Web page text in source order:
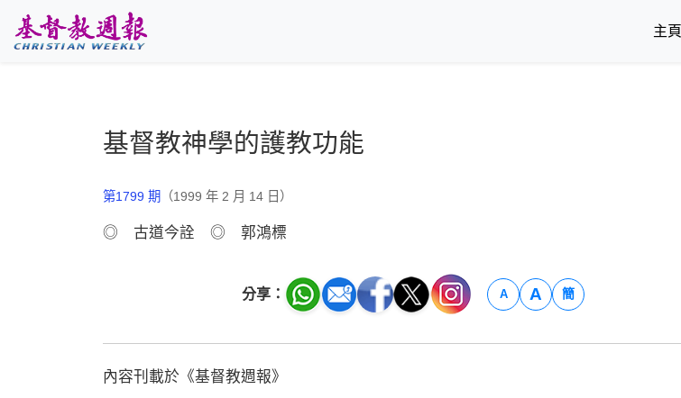
主頁
基督教神學的護教功能
第1799 期 （1999 年 2 月 14 日）
◎ 古道今詮 ◎ 郭鴻標
分享： A A 簡
內容刊載於《基督教週報》